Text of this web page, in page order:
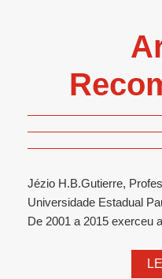
Jézio H.B.Gutierre,
Universidade Estadual
De 2001 a 2015 exerceu